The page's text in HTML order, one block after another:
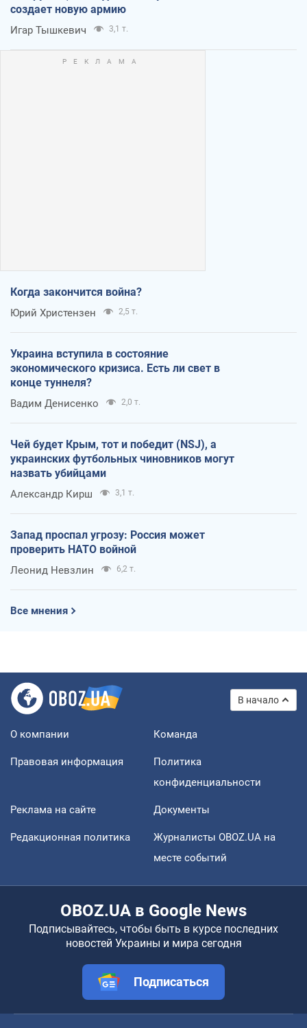
создает новую армию
Игар Тышкевич 3,1 т.
Когда закончится война?
Юрий Христензен 2,5 т.
Украина вступила в состояние
экономического кризиса. Есть ли свет в
конце туннеля?
Вадим Денисенко 2,0 т.
Чей будет Крым, тот и победит (NSJ), а
украинских футбольных чиновников могут
назвать убийцами
Александр Кирш 3,1 т.
Запад проспал угрозу: Россия может
проверить НАТО войной
Леонид Невзлин 6,2 т.
Все мнения
В начало
О компании Команда
Правовая информация
Политика
конфиденциальности
Реклама на сайте Документы
Редакционная политика
Журналисты OBOZ.UA на
месте событий
OBOZ.UA в Google News
Подписывайтесь, чтобы быть в курсе последних
новостей Украины и мира сегодня
Подписаться